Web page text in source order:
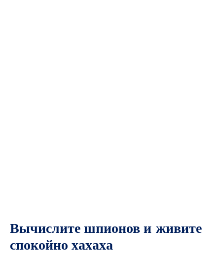
Вычислите шпионов и живите
спокойно хахаха